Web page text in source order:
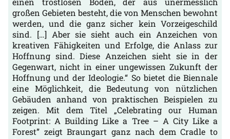
großen Gebieten besteht, die von Menschen bewohnt
werden, und die ganz sicher kein Vorzeigeschild
sind. […] Aber sie sieht auch ein Anzeichen von
kreativen Fähigkeiten und Erfolge, die Anlass zur
Hoffnung sind. Diese Anzeichen sieht sie in der
Gegenwart, nicht in einer ungewissen Zukunft der
Hoffnung und der Ideologie.“ So bietet die Biennale
eine Möglichkeit, die Bedeutung von nützlichen
Gebäuden anhand von praktischen Beispielen zu
zeigen. Mit dem Titel „Celebrating our Human
Footprint: A Building Like a Tree – A City Like a
Forest” zeigt Braungart ganz nach dem Cradle to